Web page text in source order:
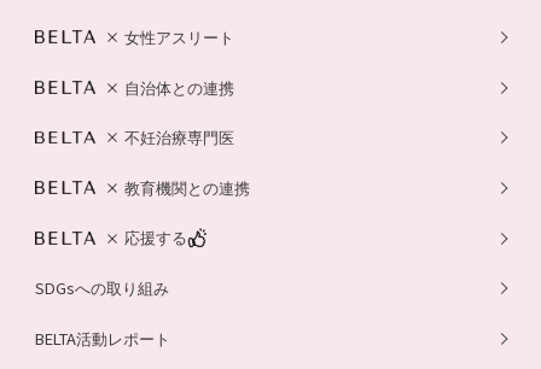
女性アスリート
自治体との連携
不妊治療専門医
教育機関との連携
応援する
SDGsへの取り組み
BELTA活動レポート